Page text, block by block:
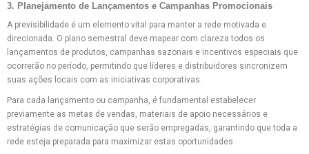
3. Planejamento de Lançamentos e Campanhas Promocionais
A previsibilidade é um elemento vital para manter a rede motivada e
direcionada. O plano semestral deve mapear com clareza todos os
lançamentos de produtos, campanhas sazonais e incentivos especiais que
ocorrerão no período, permitindo que líderes e distribuidores sincronizem
suas ações locais com as iniciativas corporativas.
Para cada lançamento ou campanha, é fundamental estabelecer
previamente as metas de vendas, materiais de apoio necessários e
estratégias de comunicação que serão empregadas, garantindo que toda a
rede esteja preparada para maximizar estas oportunidades.